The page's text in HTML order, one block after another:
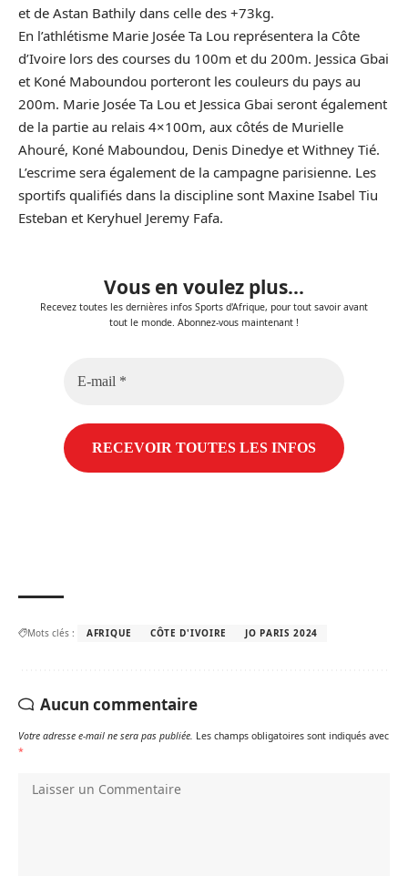
et de Astan Bathily dans celle des +73kg.
En l’athlétisme Marie Josée Ta Lou représentera la Côte
d’Ivoire lors des courses du 100m et du 200m. Jessica Gbai
et Koné Maboundou porteront les couleurs du pays au
200m. Marie Josée Ta Lou et Jessica Gbai seront également
de la partie au relais 4×100m, aux côtés de Murielle
Ahouré, Koné Maboundou, Denis Dinedye et Withney Tié.
L’escrime sera également de la campagne parisienne. Les
sportifs qualifiés dans la discipline sont Maxine Isabel Tiu
Esteban et Keryhuel Jeremy Fafa.
Vous en voulez plus...
Recevez toutes les dernières infos Sports d'Afrique, pour tout savoir avant
tout le monde. Abonnez-vous maintenant !
Mots clés : AFRIQUE CÔTE D'IVOIRE JO PARIS 2024
Aucun commentaire
Votre adresse e-mail ne sera pas publiée. Les champs obligatoires sont indiqués avec
*